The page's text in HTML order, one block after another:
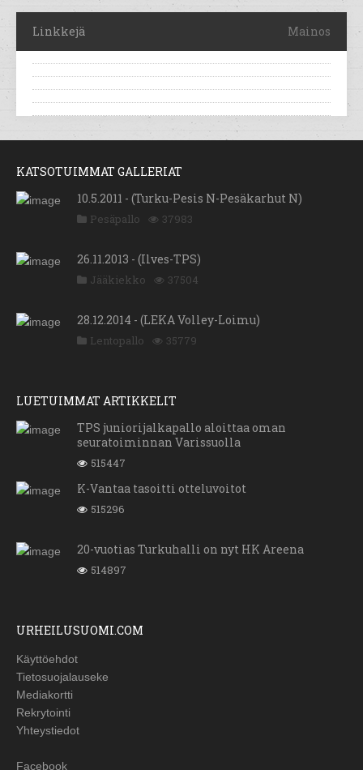
Linkkejä Mainos
KATSOTUIMMAT GALLERIAT
10.5.2011 - (Turku-Pesis N-Pesäkarhut N)
Pesäpallo 37983
26.11.2013 - (Ilves-TPS)
Jääkiekko 37504
28.12.2014 - (LEKA Volley-Loimu)
Lentopallo 35779
LUETUIMMAT ARTIKKELIT
TPS juniorijalkapallo aloittaa oman
seuratoiminnan Varissuolla
515447
K-Vantaa tasoitti otteluvoitot
515296
20-vuotias Turkuhalli on nyt HK Areena
514897
URHEILUSUOMI.COM
Käyttöehdot
Tietosuojalauseke
Mediakortti
Rekrytointi
Yhteystiedot
Facebook